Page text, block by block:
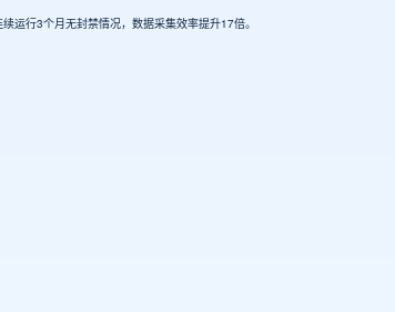
运行3个月无封禁情况，数据采集效率提升17倍。